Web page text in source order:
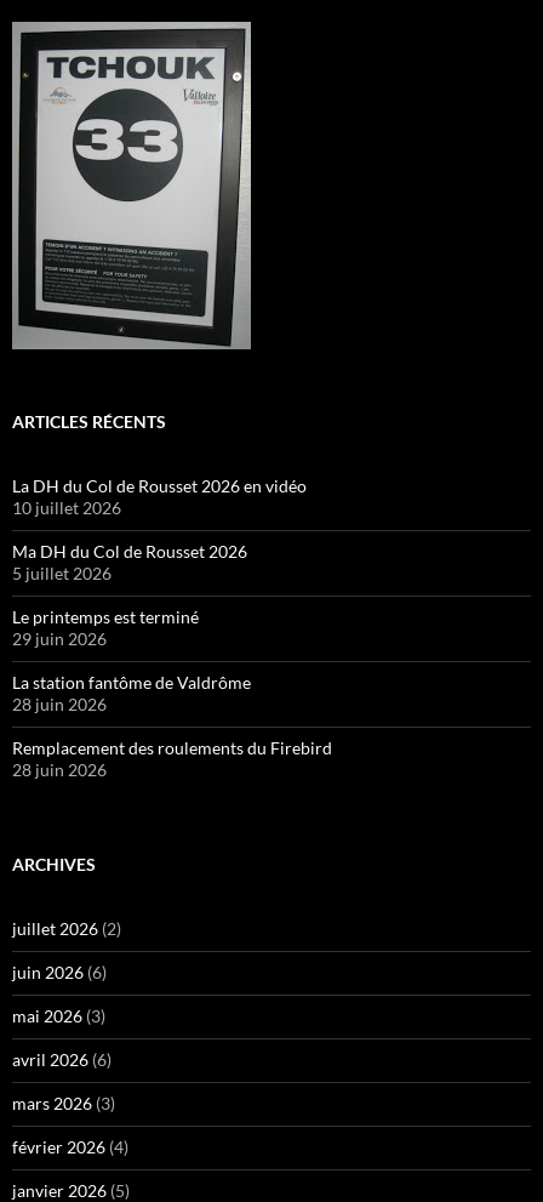
ARTICLES RÉCENTS
La DH du Col de Rousset 2026 en vidéo
10 juillet 2026
Ma DH du Col de Rousset 2026
5 juillet 2026
Le printemps est terminé
29 juin 2026
La station fantôme de Valdrôme
28 juin 2026
Remplacement des roulements du Firebird
28 juin 2026
ARCHIVES
juillet 2026 (2)
juin 2026 (6)
mai 2026 (3)
avril 2026 (6)
mars 2026 (3)
février 2026 (4)
janvier 2026 (5)